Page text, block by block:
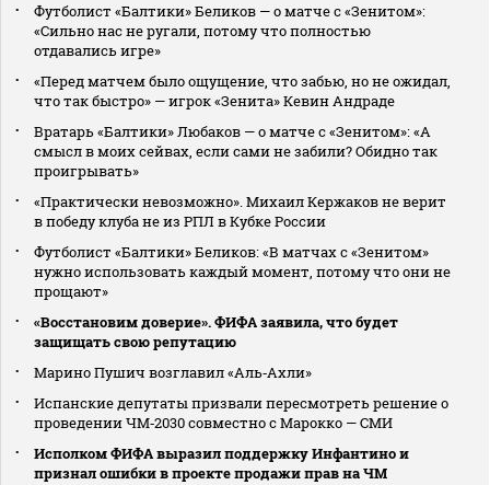
Футболист «Балтики» Беликов — о матче с «Зенитом»:
«Сильно нас не ругали, потому что полностью
отдавались игре»
«Перед матчем было ощущение, что забью, но не ожидал,
что так быстро» — игрок «Зенита» Кевин Андраде
Вратарь «Балтики» Любаков — о матче с «Зенитом»: «А
смысл в моих сейвах, если сами не забили? Обидно так
проигрывать»
«Практически невозможно». Михаил Кержаков не верит
в победу клуба не из РПЛ в Кубке России
Футболист «Балтики» Беликов: «В матчах с «Зенитом»
нужно использовать каждый момент, потому что они не
прощают»
«Восстановим доверие». ФИФА заявила, что будет
защищать свою репутацию
Марино Пушич возглавил «Аль‑Ахли»
Испанские депутаты призвали пересмотреть решение о
проведении ЧМ‑2030 совместно с Марокко — СМИ
Исполком ФИФА выразил поддержку Инфантино и
признал ошибки в проекте продажи прав на ЧМ